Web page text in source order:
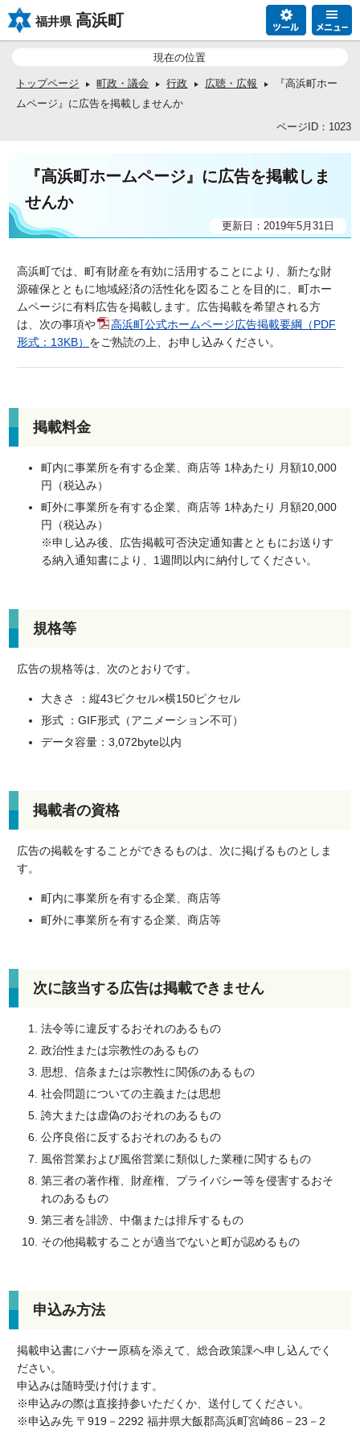
福井県 高浜町
現在の位置
トップページ 町政・議会 行政 広聴・広報
『高浜町ホー
ムページ』に広告を掲載しませんか
ページID：1023
『高浜町ホームページ』に広告を掲載しま
せんか
更新日：2019年5月31日
高浜町では、町有財産を有効に活用することにより、新たな財
源確保とともに地域経済の活性化を図ることを目的に、町ホー
ムページに有料広告を掲載します。広告掲載を希望される方
は、次の事項や
高浜町公式ホームページ広告掲載要綱（PDF
形式：13KB） をご熟読の上、お申し込みください。
掲載料金
町内に事業所を有する企業、商店等 1枠あたり 月額10,000
円（税込み）
町外に事業所を有する企業、商店等 1枠あたり 月額20,000
円（税込み）
※申し込み後、広告掲載可否決定通知書とともにお送りす
る納入通知書により、1週間以内に納付してください。
規格等
広告の規格等は、次のとおりです。
大きさ ：縦43ピクセル×横150ピクセル
形式 ：GIF形式（アニメーション不可）
データ容量：3,072byte以内
掲載者の資格
広告の掲載をすることができるものは、次に掲げるものとしま
す。
町内に事業所を有する企業、商店等
町外に事業所を有する企業、商店等
次に該当する広告は掲載できません
法令等に違反するおそれのあるもの
政治性または宗教性のあるもの
思想、信条または宗教性に関係のあるもの
社会問題についての主義または思想
誇大または虚偽のおそれのあるもの
公序良俗に反するおそれのあるもの
風俗営業および風俗営業に類似した業種に関するもの
第三者の著作権、財産権、プライバシー等を侵害するおそ
れのあるもの
第三者を誹謗、中傷または排斥するもの
その他掲載することが適当でないと町が認めるもの
申込み方法
掲載申込書にバナー原稿を添えて、総合政策課へ申し込んでく
ださい。
申込みは随時受け付けます。
※申込みの際は直接持参いただくか、送付してください。
※申込み先 〒919－2292 福井県大飯郡高浜町宮崎86－23－2